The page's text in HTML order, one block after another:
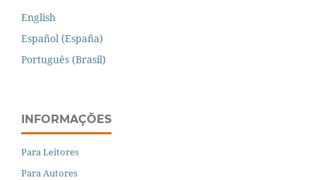
English
Español (España)
Português (Brasil)
INFORMAÇÕES
Para Leitores
Para Autores